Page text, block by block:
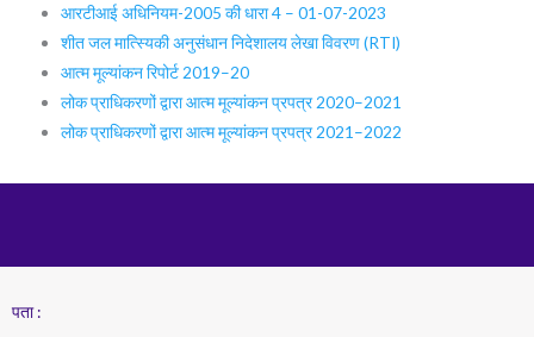
आरटीआई अधिनियम-2005 की धारा 4 – 01-07-2023
शीत जल मात्स्यिकी अनुसंधान निदेशालय लेखा विवरण (RTI)
आत्म मूल्यांकन रिपोर्ट 2019–20
लोक प्राधिकरणों द्वारा आत्म मूल्यांकन प्रपत्र 2020–2021
लोक प्राधिकरणों द्वारा आत्म मूल्यांकन प्रपत्र 2021–2022
पता :